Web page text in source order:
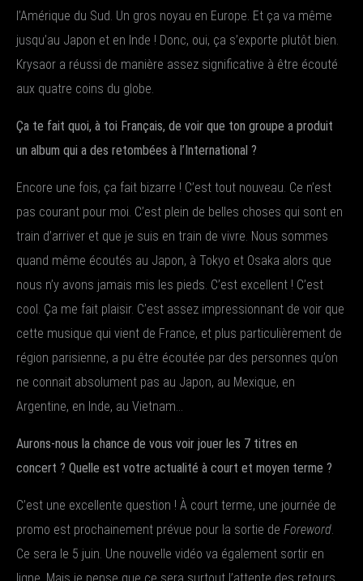
l’Amérique du Sud. Un gros noyau en Europe. Et ça va même
jusqu’au Japon et en Inde ! Donc, oui, ça s’exporte plutôt bien.
Krysaor a réussi de manière assez significative à être écouté
aux quatre coins du globe.
Ça te fait quoi, à toi Français, de voir que ton groupe a produit
un album qui a des retombées à l’International ?
Encore une fois, ça fait bizarre ! C’est tout nouveau. Ce n’est
pas courant pour moi. C’est plein de belles choses qui sont en
train d’arriver et que je suis en train de vivre. Nous sommes
quand même écoutés au Japon, à Tokyo et Osaka alors que
nous n’y avons jamais mis les pieds. C’est excellent ! C’est
cool. Ça me fait plaisir. C’est assez impressionnant de voir que
cette musique qui vient de France, et plus particulièrement de
région parisienne, a pu être écoutée par des personnes qu’on
ne connait absolument pas au Japon, au Mexique, en
Argentine, en Inde, au Vietnam…
Aurons-nous la chance de vous voir jouer les 7 titres en
concert ? Quelle est votre actualité à court et moyen terme ?
C’est une excellente question ! À court terme, une journée de
promo est prochainement prévue pour la sortie de Foreword
Ce sera le 5 juin. Une nouvelle vidéo va également sortir en
ligne. Mais je pense que ce sera surtout l’attente des retours